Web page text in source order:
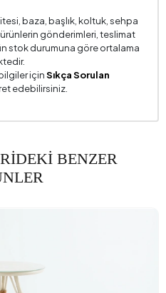
baza, başlık, koltuk, sehpa
gönderimleri, teslimat
stok durumuna göre ortalama
içinSıkça Sorulan
edebilirsiniz.
BENZER